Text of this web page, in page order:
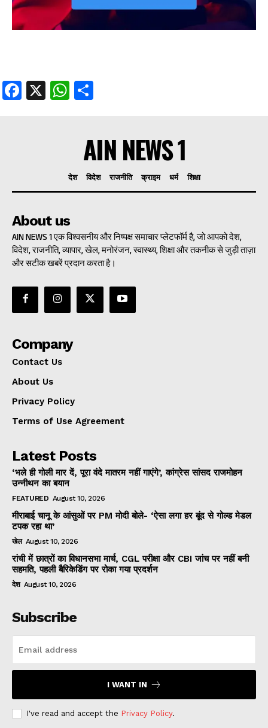
Facebook
X WhatsApp
AIN NEWS 1
देश विदेश राजनीति क्राइम धर्म शिक्षा
About us
AIN NEWS 1 एक विश्वसनीय और निष्पक्ष समाचार प्लेटफॉर्म है, जो आपको देश,
विदेश, राजनीति, व्यापार, खेल, मनोरंजन, स्वास्थ्य, शिक्षा और तकनीक से जुड़ी ताज़ा
और सटीक खबरें प्रदान करता है।
Company
Contact Us
About Us
Privacy Policy
Terms of Use Agreement
Latest Posts
‘भले ही गोली मार दें, पूरा वंदे मातरम नहीं गाएंगे’, कांग्रेस सांसद राजमोहन
उन्नीथन का बयान
FEATURED August 10, 2026
मीराबाई चानू के आंसुओं पर PM मोदी बोले- ‘ऐसा लगा हर बूंद से गोल्ड मेडल
टपक रहा था’
खेल August 10, 2026
रांची में छात्रों का विधानसभा मार्च, CGL परीक्षा और CBI जांच पर नहीं बनी
सहमति, पहली बैरिकेडिंग पर रोका गया प्रदर्शन
देश August 10, 2026
Subscribe
I WANT IN
I've read and accept the Privacy Policy.